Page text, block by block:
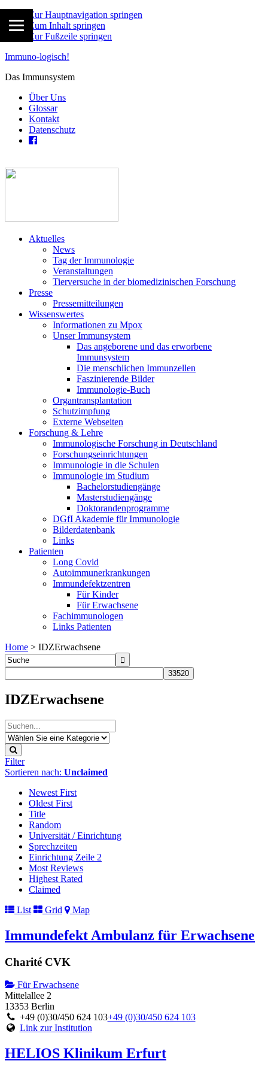
Zur Hauptnavigation springen
Zum Inhalt springen
Zur Fußzeile springen
Immuno-logisch!
Das Immunsystem
Über Uns
Glossar
Kontakt
Datenschutz
Aktuelles
News
Tag der Immunologie
Veranstaltungen
Tierversuche in der biomedizinischen Forschung
Presse
Pressemitteilungen
Wissenswertes
Informationen zu Mpox
Unser Immunsystem
Das angeborene und das erworbene
Immunsystem
Die menschlichen Immunzellen
Faszinierende Bilder
Immunologie-Buch
Organtransplantation
Schutzimpfung
Externe Webseiten
Forschung & Lehre
Immunologische Forschung in Deutschland
Forschungseinrichtungen
Immunologie in die Schulen
Immunologie im Studium
Bachelorstudiengänge
Masterstudiengänge
Doktorandenprogramme
DGfI Akademie für Immunologie
Bilderdatenbank
Links
Patienten
Long Covid
Autoimmunerkrankungen
Immundefektzentren
Für Kinder
Für Erwachsene
Fachimmunologen
Links Patienten
Home > IDZErwachsene
IDZErwachsene
Filter
Sortieren nach: Unclaimed
Newest First
Oldest First
Title
Random
Universität / Einrichtung
Sprechzeiten
Einrichtung Zeile 2
Most Reviews
Highest Rated
Claimed
List
Grid Map
Immundefekt Ambulanz für Erwachsene
Charité CVK
Für Erwachsene
Mittelallee 2
13353 Berlin
+49 (0)30/450 624 103+49 (0)30/450 624 103
Link zur Institution
HELIOS Klinikum Erfurt